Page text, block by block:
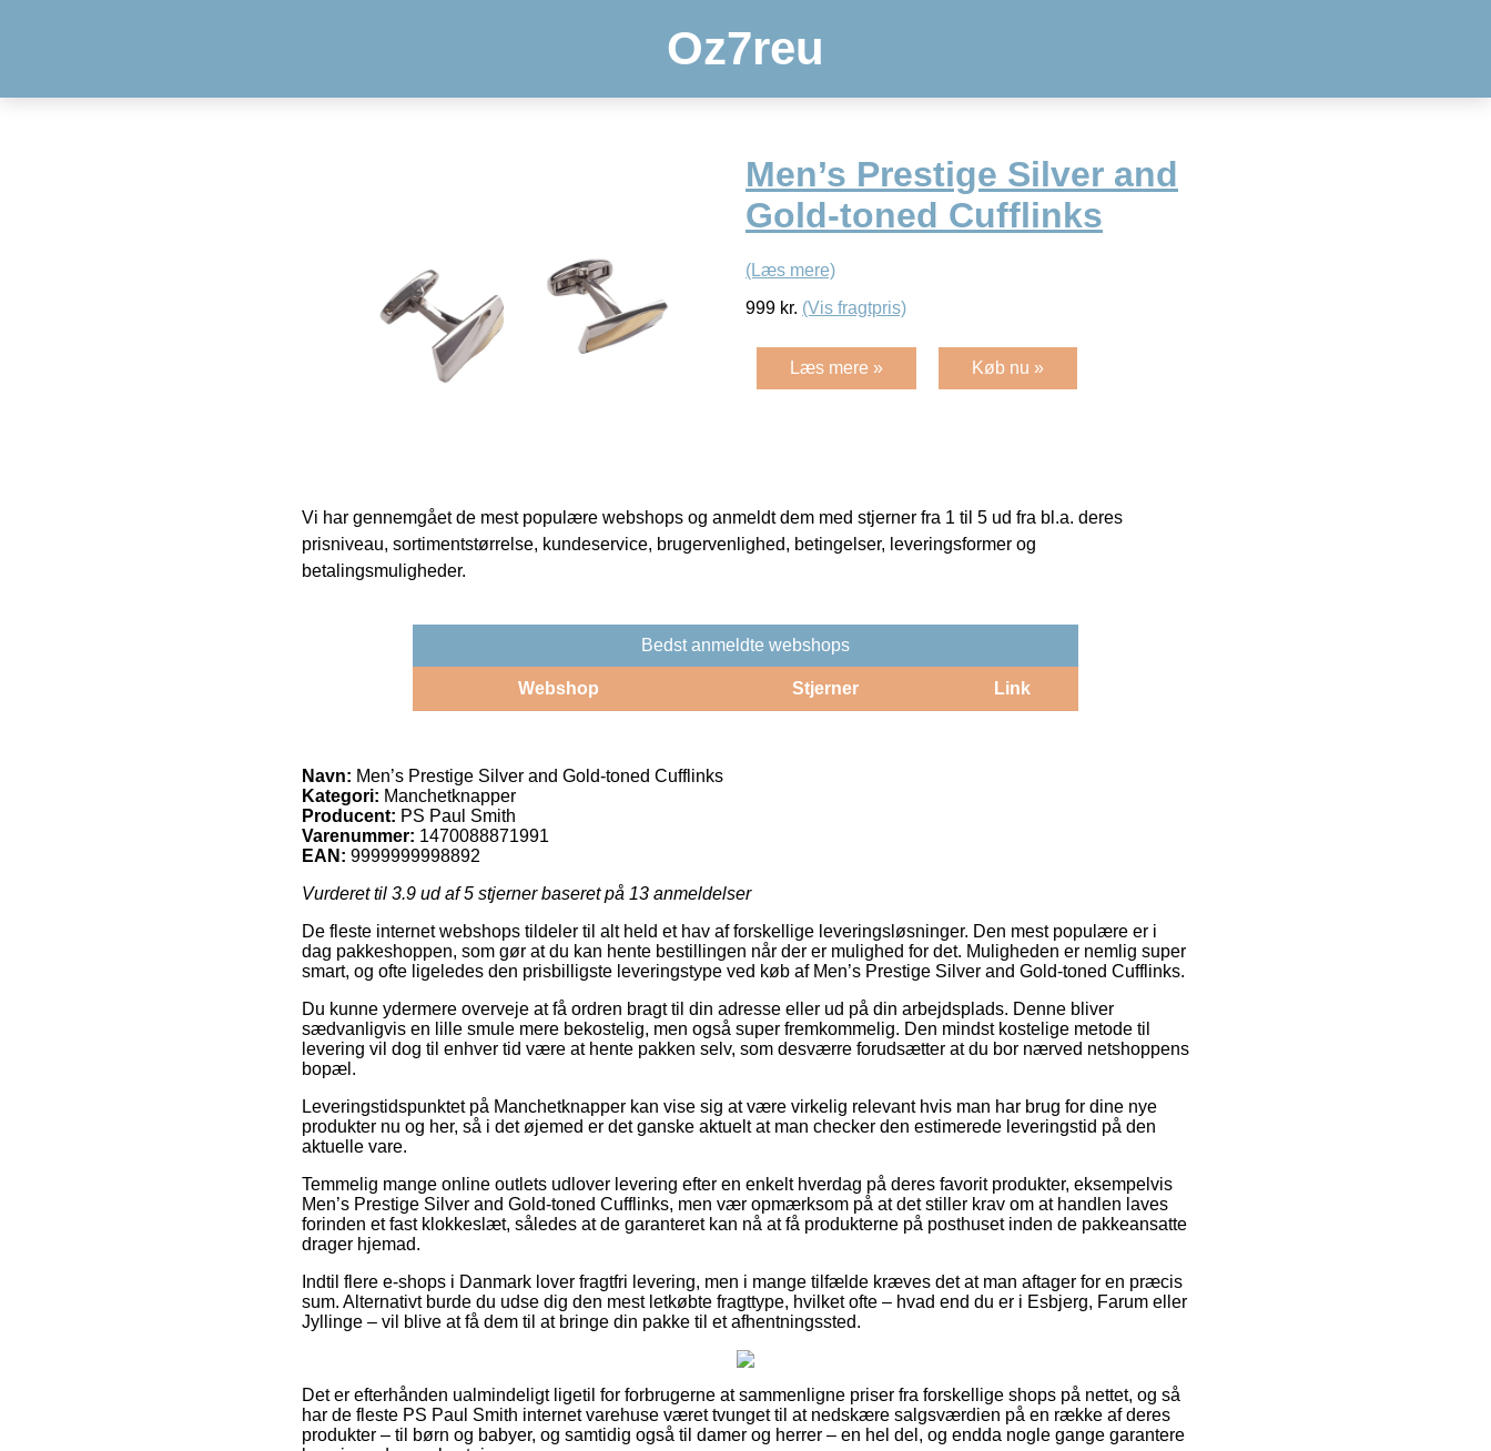
Oz7reu
Men’s Prestige Silver and
Gold-toned Cufflinks
(Læs mere)
999 kr. (Vis fragtpris)
Læs mere » Køb nu »
Vi har gennemgået de mest populære webshops og anmeldt dem med stjerner fra 1 til 5 ud fra bl.a. deres
prisniveau, sortimentstørrelse, kundeservice, brugervenlighed, betingelser, leveringsformer og
betalingsmuligheder.
Bedst anmeldte webshops
Webshop Stjerner Link
Navn: Men’s Prestige Silver and Gold-toned Cufflinks
Kategori: Manchetknapper
Producent: PS Paul Smith
Varenummer: 1470088871991
EAN: 9999999998892
Vurderet til 3.9 ud af 5 stjerner baseret på 13 anmeldelser
De fleste internet webshops tildeler til alt held et hav af forskellige leveringsløsninger. Den mest populære er i
dag pakkeshoppen, som gør at du kan hente bestillingen når der er mulighed for det. Muligheden er nemlig super
smart, og ofte ligeledes den prisbilligste leveringstype ved køb af Men’s Prestige Silver and Gold-toned Cufflinks.
Du kunne ydermere overveje at få ordren bragt til din adresse eller ud på din arbejdsplads. Denne bliver
sædvanligvis en lille smule mere bekostelig, men også super fremkommelig. Den mindst kostelige metode til
levering vil dog til enhver tid være at hente pakken selv, som desværre forudsætter at du bor nærved netshoppens
bopæl.
Leveringstidspunktet på Manchetknapper kan vise sig at være virkelig relevant hvis man har brug for dine nye
produkter nu og her, så i det øjemed er det ganske aktuelt at man checker den estimerede leveringstid på den
aktuelle vare.
Temmelig mange online outlets udlover levering efter en enkelt hverdag på deres favorit produkter, eksempelvis
Men’s Prestige Silver and Gold-toned Cufflinks, men vær opmærksom på at det stiller krav om at handlen laves
forinden et fast klokkeslæt, således at de garanteret kan nå at få produkterne på posthuset inden de pakkeansatte
drager hjemad.
Indtil flere e-shops i Danmark lover fragtfri levering, men i mange tilfælde kræves det at man aftager for en præcis
sum. Alternativt burde du udse dig den mest letkøbte fragttype, hvilket ofte – hvad end du er i Esbjerg, Farum eller
Jyllinge – vil blive at få dem til at bringe din pakke til et afhentningssted.
Det er efterhånden ualmindeligt ligetil for forbrugerne at sammenligne priser fra forskellige shops på nettet, og så
har de fleste PS Paul Smith internet varehuse været tvunget til at nedskære salgsværdien på en række af deres
produkter – til børn og babyer, og samtidig også til damer og herrer – en hel del, og endda nogle gange garantere